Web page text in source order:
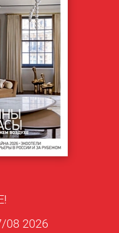
08 2026